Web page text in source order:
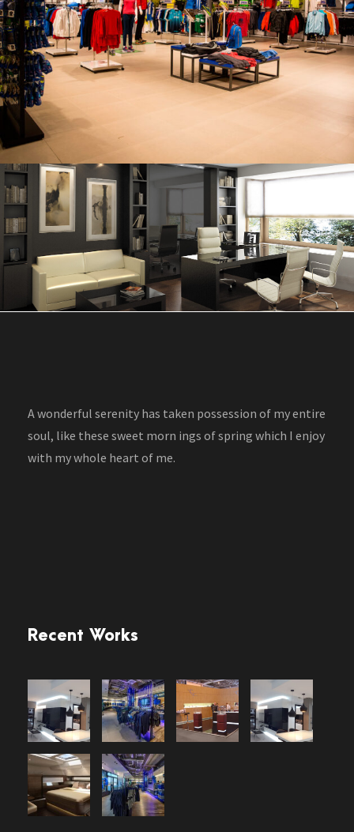
Outlet Alcorcón
retail
Diseño de despacho
3D / diseño / interior
A wonderful serenity has taken possession of my entire
soul, like these sweet morn ings of spring which I enjoy
with my whole heart of me.
Recent Works